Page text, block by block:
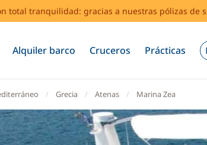
total tranquilidad: gracias a nuestras pólizas
Alquiler barco Cruceros Prácticas
Grecia Atenas Marina Zea